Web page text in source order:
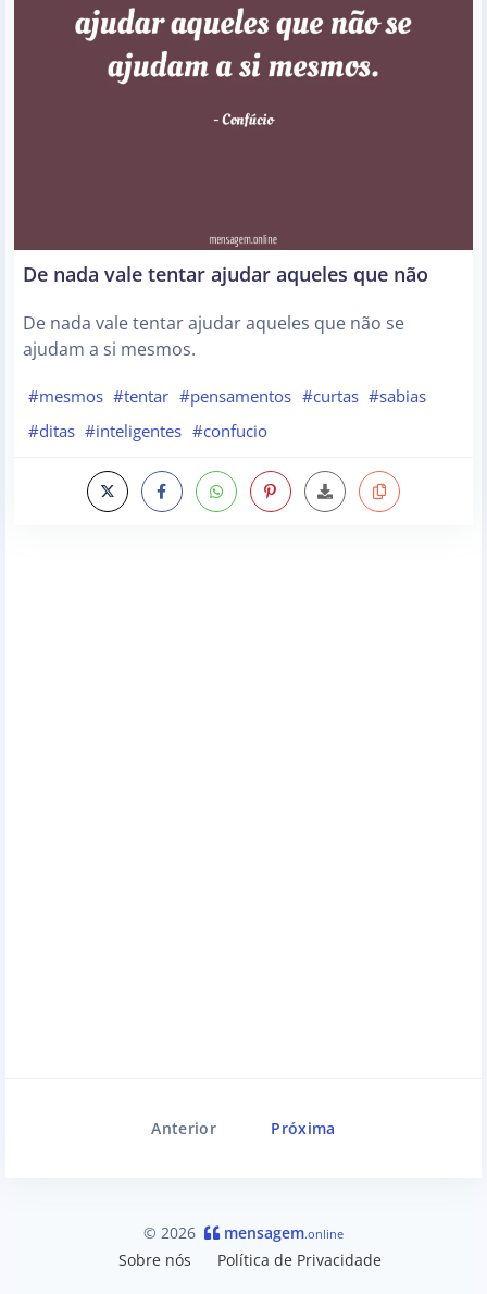
De nada vale tentar ajudar aqueles que não
De nada vale tentar ajudar aqueles que não se
ajudam a si mesmos.
#mesmos #tentar #pensamentos #curtas #sabias
#ditas #inteligentes #confucio
Anterior Próxima
© 2026 mensagem.online
Sobre nós Política de Privacidade